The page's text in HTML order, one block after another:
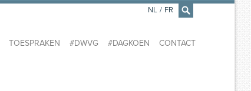
×
TOESPRAKEN #DWVG #DAGKOEN CONTACT
NL / FR